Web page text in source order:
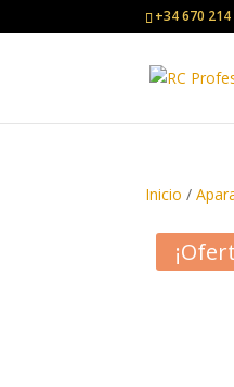
+34 670 214
Inicio /